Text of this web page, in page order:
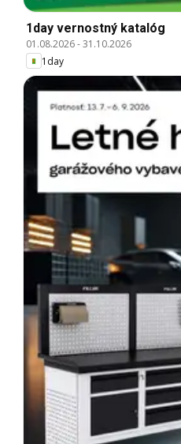
1day vernostný katalóg
01.08.2026-31.10.2026
1day